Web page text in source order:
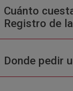
Cuánto
Registro de
Donde pedir